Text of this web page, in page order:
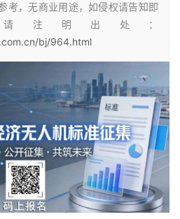
考，无商业用途，如侵权请告知即
注明出处：
bj/964.html